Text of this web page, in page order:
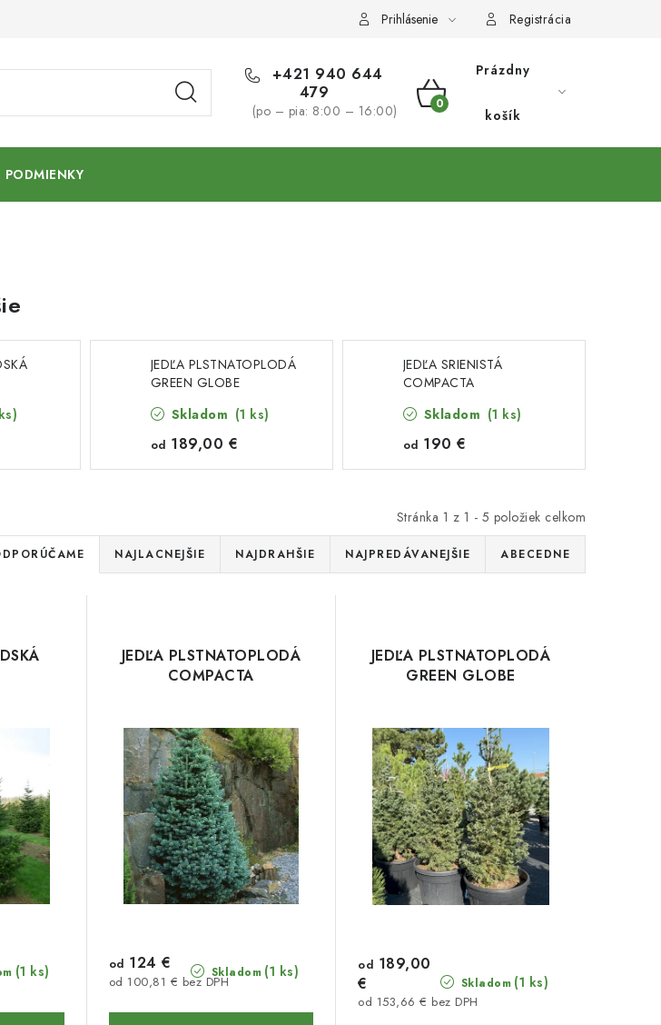
Prihlásenie Registrácia
+421 940 644
479
(po – pia: 8:00 – 16:00)
NÁKUPNÝ
Prázdny
košík
JEDĽA PLSTNATOPLODÁ
GREEN GLOBE
Skladom (1 ks)
od 189,00 €
JEDĽA SRIENISTÁ
COMPACTA
Skladom (1 ks)
od 190 €
Stránka 1 z 1 - 5 položiek celkom
NAJLACNEJŠIE NAJDRAHŠIE NAJPREDÁVANEJŠIE ABECEDNE
(1 ks)
JEDĽA PLSTNATOPLODÁ
COMPACTA
Skladom (1 ks)
od 100,81 € bez DPH
od 124 €
JEDĽA PLSTNATOPLODÁ
GREEN GLOBE
Skladom (1 ks)
od 153,66 € bez DPH
od 189,00
€